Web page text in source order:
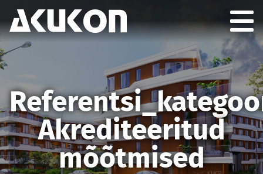
Akrediteeritud
mõõtmised